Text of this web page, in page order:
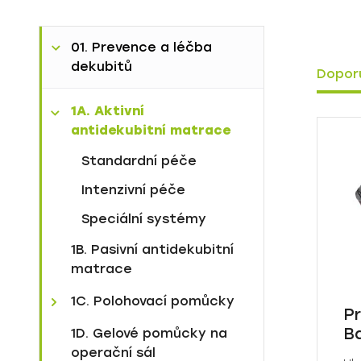
01. Prevence a léčba
dekubitů
1A. Aktivní
antidekubitní matrace
Standardní péče
Intenzivní péče
Speciální systémy
1B. Pasivní antidekubitní
matrace
1C. Polohovací pomůcky
Sláva
1D. Gelové pomůcky na
operační sál